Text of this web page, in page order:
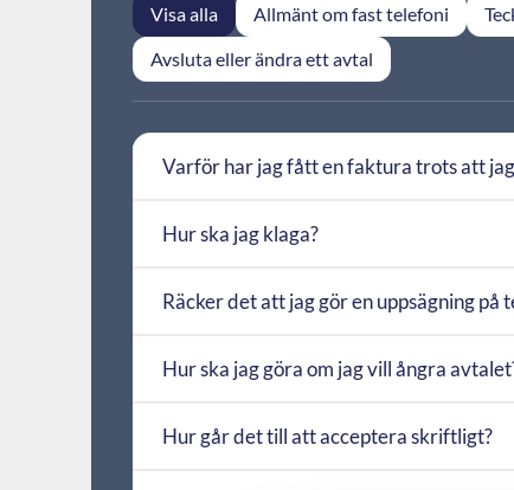
Visa alla Allmänt om fast telefoni
Avsluta eller ändra ett avtal
Varför har jag fått en faktura trots att
Hur ska jag klaga?
Räcker det att jag gör en uppsägning på
Hur ska jag göra om jag vill ångra
Hur går det till att acceptera skriftligt?